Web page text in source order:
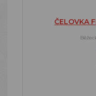
ČELOVKA